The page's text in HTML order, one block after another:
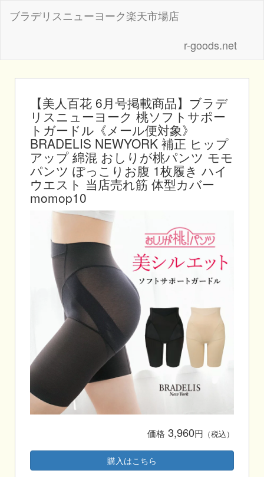
ブラデリスニューヨーク楽天市場店
r-goods.net
【美人百花 6月号掲載商品】ブラデ
リスニューヨーク 桃ソフトサポー
トガードル《メール便対象》
BRADELIS NEWYORK 補正 ヒップ
アップ 綿混 おしりが桃パンツ モモ
パンツ ぽっこりお腹 1枚履き ハイ
ウエスト 当店売れ筋 体型カバー
momop10
価格 3,960円 （税込）
購入はこちら